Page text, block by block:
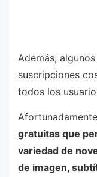
Además,
suscripciones
todos los
gratuitas que
variedad de
de imagen,